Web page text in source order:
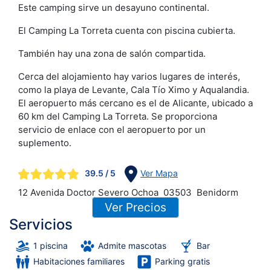
Este camping sirve un desayuno continental.
El Camping La Torreta cuenta con piscina cubierta.
También hay una zona de salón compartida.
Cerca del alojamiento hay varios lugares de interés,
como la playa de Levante, Cala Tío Ximo y Aqualandia.
El aeropuerto más cercano es el de Alicante, ubicado a
60 km del Camping La Torreta. Se proporciona
servicio de enlace con el aeropuerto por un
suplemento.
39.5 / 5 Ver Mapa
12 Avenida Doctor Severo Ochoa 03503 Benidorm
Ver Precios
Servicios
1 piscina Admite mascotas
Bar
Habitaciones familiares
Parking gratis